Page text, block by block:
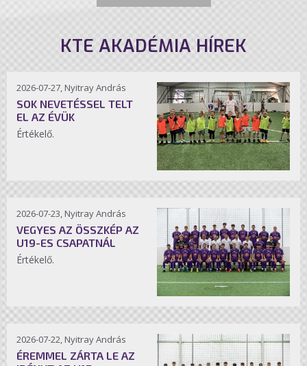
KTE AKADÉMIA HÍREK
2026-07-27, Nyitray András
SOK NEVETÉSSEL TELT
EL AZ ÉVÜK
Értékelő.
2026-07-23, Nyitray András
VEGYES AZ ÖSSZKÉP AZ
U19-ES CSAPATNÁL
Értékelő.
2026-07-22, Nyitray András
ÉREMMEL ZÁRTA LE AZ